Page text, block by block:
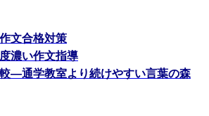
文合格対策
濃い作文指導
―通学教室より続けやすい言葉の森